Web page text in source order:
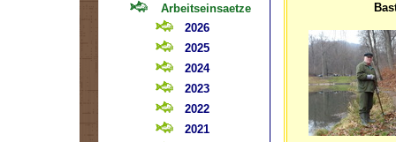
Arbeitseinsaetze
2026
2025
2024
2023
2022
2021